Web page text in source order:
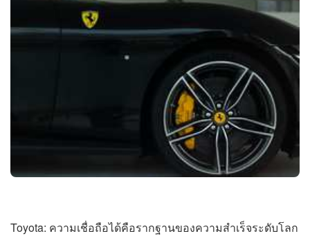
Toyota: ความเชื่อถือได้คือรากฐานของความสำเร็จระดับโลก